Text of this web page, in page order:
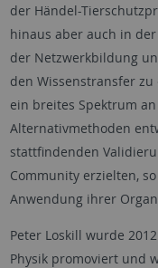
der Händel-
hinaus aber auch in
der Netzwerkbildung
den Wissenstransfer
ein breites Spektrum
Alternativmethoden
stattfindenden
Community erzielten,
Anwendung ihrer
Peter Loskill wurde
Physik promoviert und